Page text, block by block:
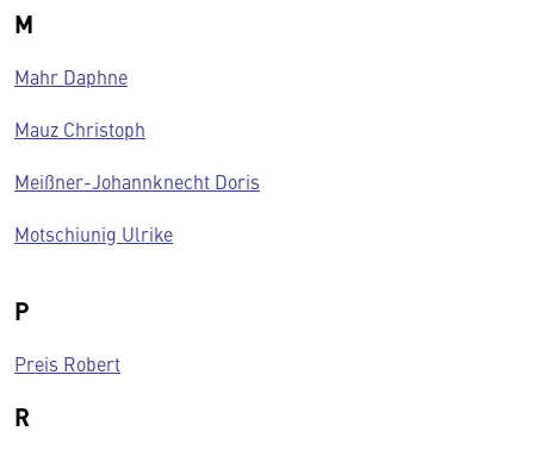
M
Mahr Daphne
Mauz Christoph
Meißner-Johannknecht Doris
Motschiunig Ulrike
P
Preis Robert
R